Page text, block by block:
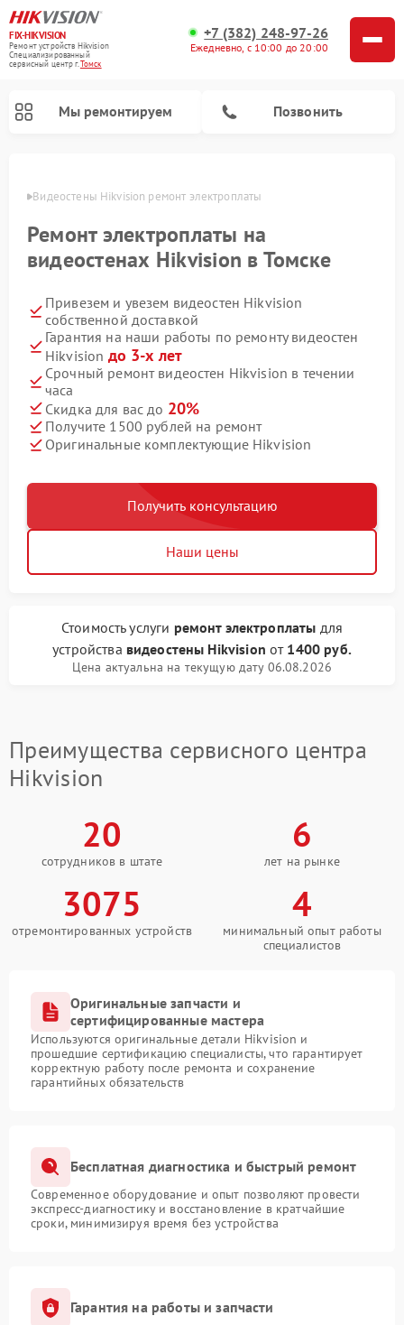
FIX-HIKVISION
Ремонт устройств Hikvision
Специализированный
cервисный центр г.Томск
+7 (382) 248-97-26
Ежедневно, с 10:00 до 20:00
Мы ремонтируем Позвонить
Видеостены Hikvision ремонт электроплаты
Ремонт электроплаты на
видеостенах Hikvision в Томске
Привезем и увезем видеостен Hikvision
собственной доставкой
Гарантия на наши работы по ремонту видеостен
Hikvision до 3-х лет
Срочный ремонт видеостен Hikvision в течении
часа
Скидка для вас до 20%
Получите 1500 рублей на ремонт
Оригинальные комплектующие Hikvision
Получить консультацию
Наши цены
Стоимость услуги ремонт электроплаты для
устройства видеостены Hikvision от 1400 руб.
Цена актуальна на текущую дату 06.08.2026
Преимущества сервисного центра
Hikvision
20
сотрудников в штате
6
лет на рынке
3075
отремонтированных устройств
4
минимальный опыт работы
специалистов
Оригинальные запчасти и
сертифицированные мастера
Используются оригинальные детали Hikvision и
прошедшие сертификацию специалисты, что гарантирует
корректную работу после ремонта и сохранение
гарантийных обязательств
Бесплатная диагностика и быстрый ремонт
Современное оборудование и опыт позволяют провести
экспресс-диагностику и восстановление в кратчайшие
сроки, минимизируя время без устройства
Гарантия на работы и запчасти